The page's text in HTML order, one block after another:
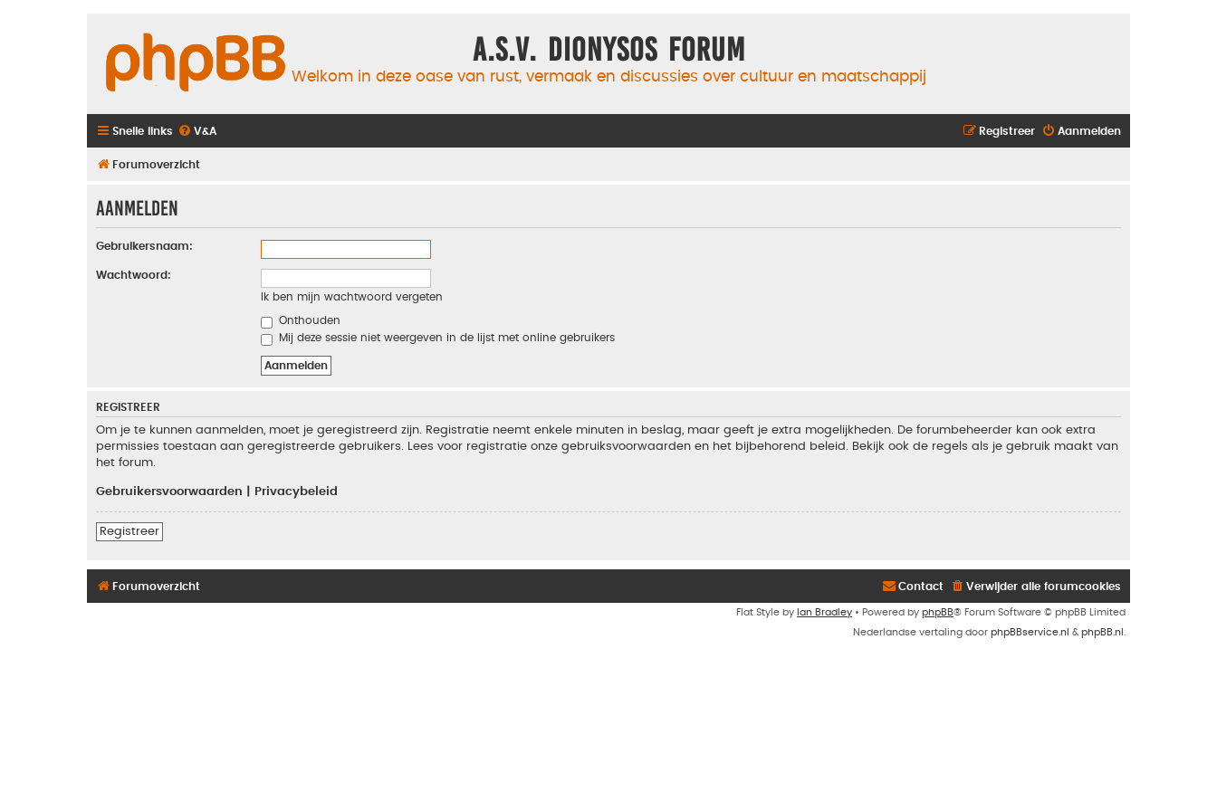
A.S.V. Dionysos Forum
Welkom in deze oase van rust, vermaak en discussies over cultuur en maatschappij
Snelle links V&A Aanmelden
Registreer
Forumoverzicht
Aanmelden
Gebruikersnaam:
Wachtwoord:
Ik ben mijn wachtwoord vergeten
Onthouden
Mij deze sessie niet weergeven in de lijst met online gebruikers
REGISTREER
Om je te kunnen aanmelden, moet je geregistreerd zijn. Registratie neemt enkele minuten in beslag, maar geeft je extra mogelijkheden. De forumbeheerder kan ook extra
permissies toestaan aan geregistreerde gebruikers. Lees voor registratie onze gebruiksvoorwaarden en het bijbehorend beleid. Bekijk ook de regels als je gebruik maakt van
het forum.
Gebruikersvoorwaarden Privacybeleid
Registreer
Forumoverzicht Verwijder alle forumcookies
Contact
Flat Style by Ian Bradley • Powered by phpBB® Forum Software © phpBB Limited
Nederlandse vertaling door phpBBservice.nl & phpBB.nl